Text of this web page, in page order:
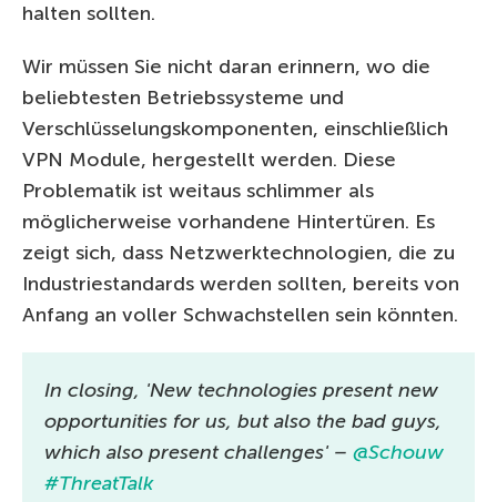
halten sollten.
Wir müssen Sie nicht daran erinnern, wo die
beliebtesten Betriebssysteme und
Verschlüsselungskomponenten, einschließlich
VPN Module, hergestellt werden. Diese
Problematik ist weitaus schlimmer als
möglicherweise vorhandene Hintertüren. Es
zeigt sich, dass Netzwerktechnologien, die zu
Industriestandards werden sollten, bereits von
Anfang an voller Schwachstellen sein könnten.
In closing, 'New technologies present new
opportunities for us, but also the bad guys,
which also present challenges' – @Schouw
#ThreatTalk